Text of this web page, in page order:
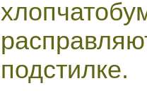
подстилке.